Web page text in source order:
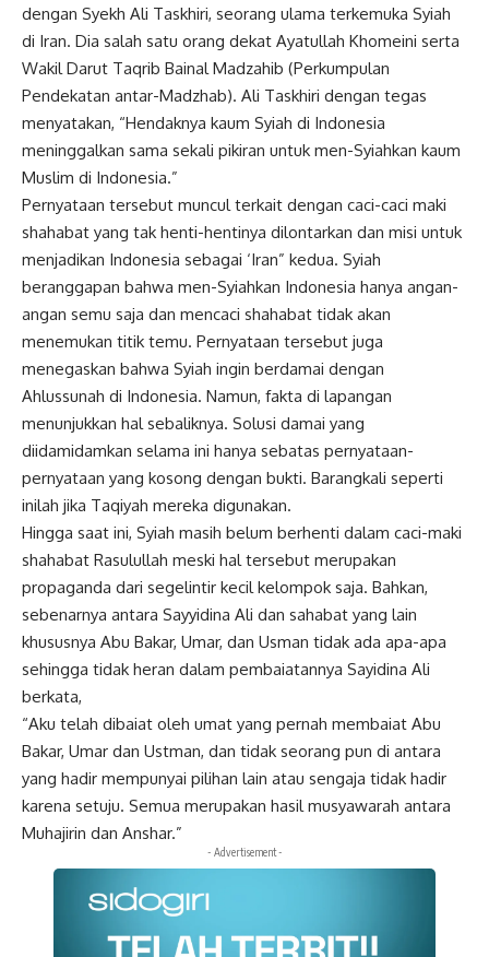
dengan Syekh Ali Taskhiri, seorang ulama terkemuka Syiah
di Iran. Dia salah satu orang dekat Ayatullah Khomeini serta
Wakil Darut Taqrib Bainal Madzahib (Perkumpulan
Pendekatan antar-Madzhab). Ali Taskhiri dengan tegas
menyatakan, “Hendaknya kaum Syiah di Indonesia
meninggalkan sama sekali pikiran untuk men-Syiahkan kaum
Muslim di Indonesia.”
Pernyataan tersebut muncul terkait dengan caci-caci maki
shahabat yang tak henti-hentinya dilontarkan dan misi untuk
menjadikan Indonesia sebagai ‘Iran” kedua. Syiah
beranggapan bahwa men-Syiahkan Indonesia hanya angan-
angan semu saja dan mencaci shahabat tidak akan
menemukan titik temu. Pernyataan tersebut juga
menegaskan bahwa Syiah ingin berdamai dengan
Ahlussunah di Indonesia. Namun, fakta di lapangan
menunjukkan hal sebaliknya. Solusi damai yang
diidamidamkan selama ini hanya sebatas pernyataan-
pernyataan yang kosong dengan bukti. Barangkali seperti
inilah jika Taqiyah mereka digunakan.
Hingga saat ini, Syiah masih belum berhenti dalam caci-maki
shahabat Rasulullah meski hal tersebut merupakan
propaganda dari segelintir kecil kelompok saja. Bahkan,
sebenarnya antara Sayyidina Ali dan sahabat yang lain
khususnya Abu Bakar, Umar, dan Usman tidak ada apa-apa
sehingga tidak heran dalam pembaiatannya Sayidina Ali
berkata,
“Aku telah dibaiat oleh umat yang pernah membaiat Abu
Bakar, Umar dan Ustman, dan tidak seorang pun di antara
yang hadir mempunyai pilihan lain atau sengaja tidak hadir
karena setuju. Semua merupakan hasil musyawarah antara
Muhajirin dan Anshar.”
- Advertisement -